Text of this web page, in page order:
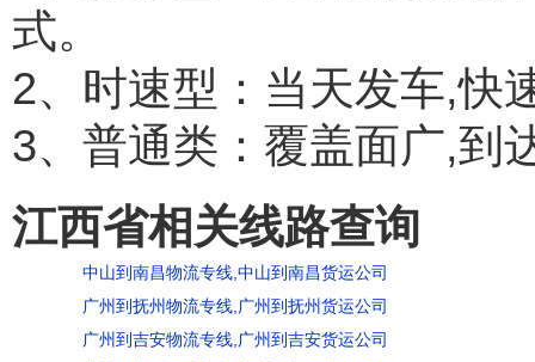
式。
2、时速型：当天发车,快
3、普通类：覆盖面广,到
江西省相关线路查询
中山到南昌物流专线,中山到南昌货运公司
广州到抚州物流专线,广州到抚州货运公司
广州到吉安物流专线,广州到吉安货运公司